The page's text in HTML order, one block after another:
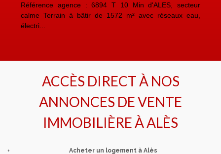
Référence agence : 6894 T 10 Min d'ALES, secteur
calme Terrain à bâtir de 1572 m² avec réseaux eau,
électri...
ACCÈS DIRECT À NOS
ANNONCES DE VENTE
IMMOBILIÈRE ÀALÈS
+
Acheter un logement à Alès